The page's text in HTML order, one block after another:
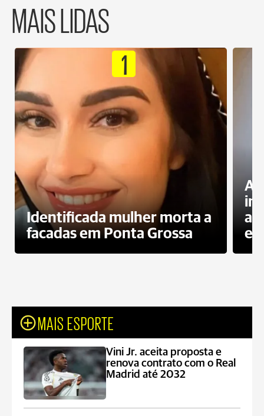
MAIS LIDAS
1
Identificada mulher morta a
facadas em Ponta Grossa
MAIS ESPORTE
Vini Jr. aceita proposta e
renova contrato com o Real
Madrid até 2032